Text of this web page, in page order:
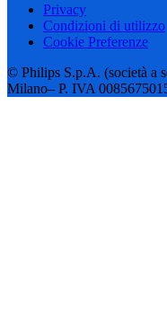
Privacy
Condizioni di utilizzo
Cookie Preferenze
© Philips S.p.A. (società a
Milano– P. IVA